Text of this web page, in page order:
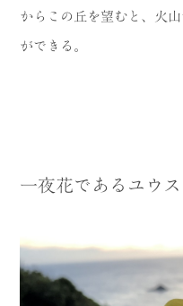
からこの丘を望むと、火
ができる。
一夜花であるユウ